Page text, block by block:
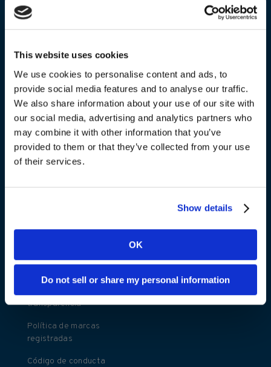
This website uses cookies
We use cookies to personalise content and ads, to
provide social media features and to analyse our traffic.
We also share information about your use of our site with
our social media, advertising and analytics partners who
may combine it with other information that you’ve
provided to them or that they’ve collected from your use
of their services.
Show details
OK
Do not sell or share my personal information
Contacto de
relaciones con
inversionistas
Políticas
Términos y
condiciones
de Kambi Player
Esclavitud moderna
transparencia
Política de marcas
registradas
Código de conducta